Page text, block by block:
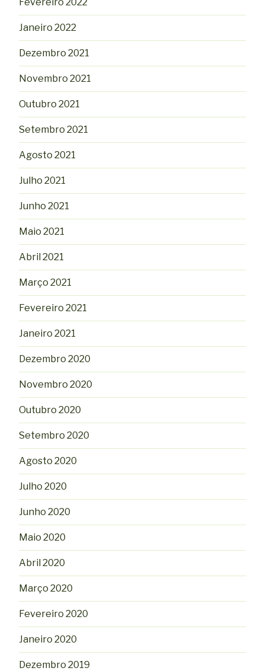
Janeiro 2022
Dezembro 2021
Novembro 2021
Outubro 2021
Setembro 2021
Agosto 2021
Julho 2021
Junho 2021
Maio 2021
Abril 2021
Março 2021
Fevereiro 2021
Janeiro 2021
Dezembro 2020
Novembro 2020
Outubro 2020
Setembro 2020
Agosto 2020
Julho 2020
Junho 2020
Maio 2020
Abril 2020
Março 2020
Fevereiro 2020
Janeiro 2020
Dezembro 2019